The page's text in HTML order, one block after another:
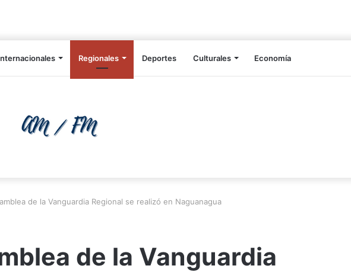
Regionales Deportes Culturales Economía
de la Vanguardia Regional se realizó en Naguanagua
de la Vanguardia